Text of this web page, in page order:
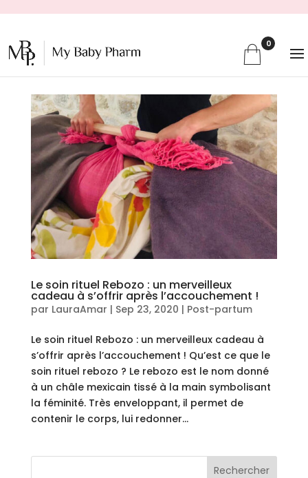
0
Le soin rituel Rebozo : un merveilleux
cadeau à s’offrir après l’accouchement !
par LauraAmar | Sep 23, 2020 | Post-partum
Le soin rituel Rebozo : un merveilleux cadeau à
s’offrir après l’accouchement ! Qu’est ce que le
soin rituel rebozo ? Le rebozo est le nom donné
à un châle mexicain tissé à la main symbolisant
la féminité. Très enveloppant, il permet de
contenir le corps, lui redonner...
Rechercher